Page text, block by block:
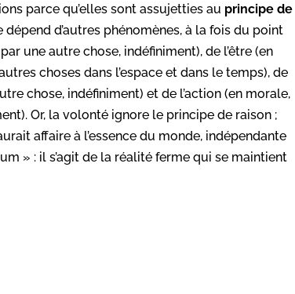
parce qu’elles sont assujetties au principe de
d’autres phénomènes, à la fois du point
une autre chose, indéfiniment), de l’être (en
choses dans l’espace et dans le temps), de
chose, indéfiniment) et de l’action (en morale,
Or, la volonté ignore le principe de raison ;
affaire à l’essence du monde, indépendante
» : il s’agit de la réalité ferme qui se maintient